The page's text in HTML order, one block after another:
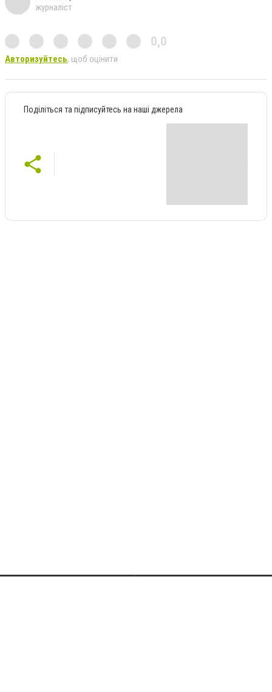
журналіст
0,0
Авторизуйтесь, щоб оцінити
Поділіться та підписуйтесь на наші джерела